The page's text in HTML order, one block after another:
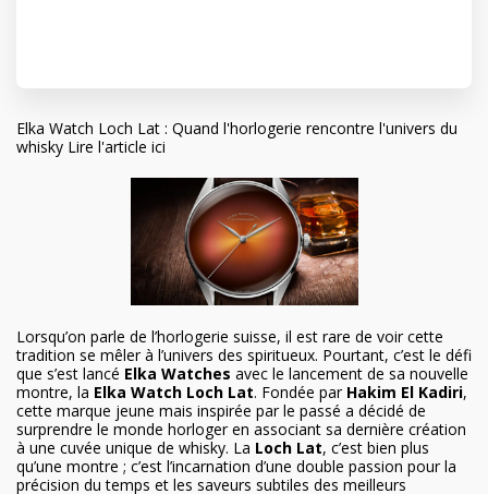
Elka Watch Loch Lat : Quand l'horlogerie rencontre l'univers du
whisky Lire l'article ici
Lorsqu’on parle de l’horlogerie suisse, il est rare de voir cette
tradition se mêler à l’univers des spiritueux. Pourtant, c’est le défi
que s’est lancé Elka Watches avec le lancement de sa nouvelle
montre, la Elka Watch Loch Lat. Fondée par Hakim El Kadiri,
cette marque jeune mais inspirée par le passé a décidé de
surprendre le monde horloger en associant sa dernière création
à une cuvée unique de whisky. La Loch Lat, c’est bien plus
qu’une montre ; c’est l’incarnation d’une double passion pour la
précision du temps et les saveurs subtiles des meilleurs